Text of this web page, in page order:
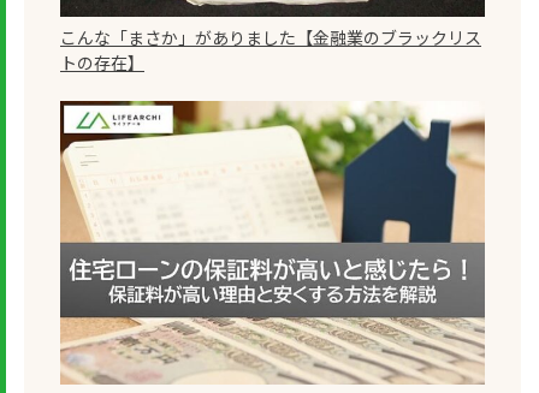
こんな「まさか」がありました【金融業のブラックリス
トの存在】